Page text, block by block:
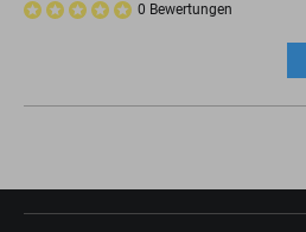
0 Bewertungen